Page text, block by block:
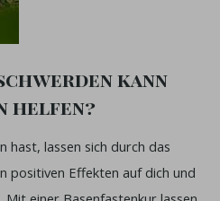
kann
helfen?
hast, lassen sich durch das
positiven Effekten auf dich und